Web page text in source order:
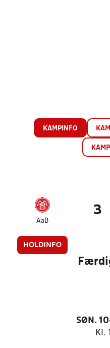
KAMPINFO
AaB
HOLDINFO
3
SØN.
Kl.